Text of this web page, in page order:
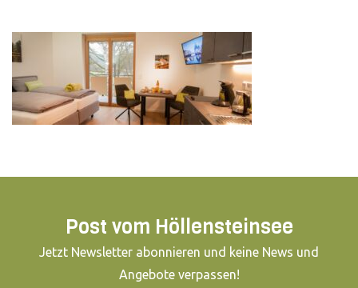
Post vom Höllensteinsee
Jetzt Newsletter abonnieren und keine News und
Angebote verpassen!